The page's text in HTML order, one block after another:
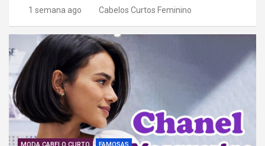
1 semana ago Cabelos Curtos Feminino
MODA CABELO CURTO FAMOSAS